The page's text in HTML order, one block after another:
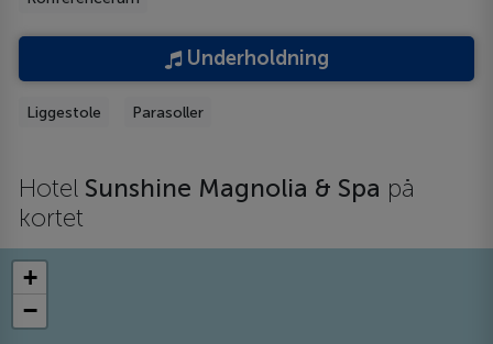
Underholdning
Liggestole Parasoller
Hotel Sunshine Magnolia & Spa på
kortet
+
−